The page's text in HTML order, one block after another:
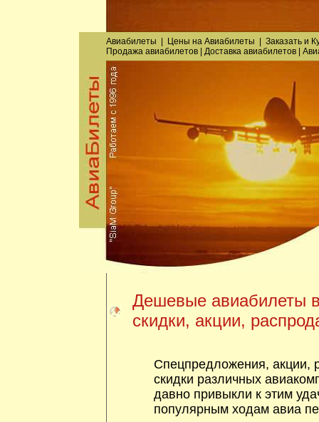
Авиабилеты Цены на Авиабилеты Заказатьи
Продажа авиабилетов| Доставка авиабилетов|
Дешевые авиабилеты
скидки, акции,
Спецпредложения, акции,
скидки различных
давно привыкли к этим
популярным ходам авиа